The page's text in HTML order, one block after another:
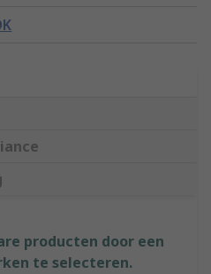
producten door een
te selecteren.